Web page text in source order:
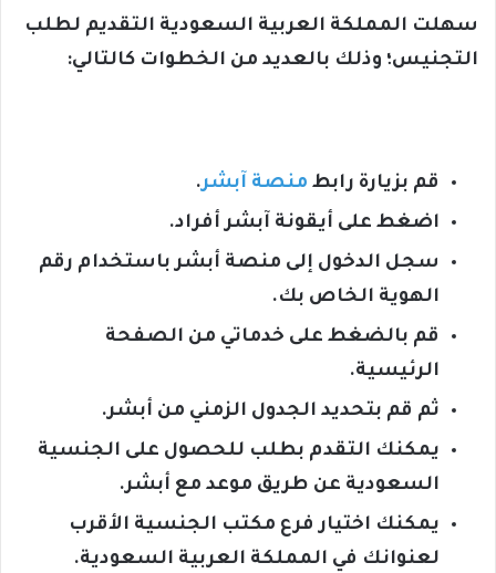
سهلت المملكة العربية السعودية التقديم لطلب
التجنيس؛ وذلك بالعديد من الخطوات كالتالي:
قم بزيارة رابط منصة آبشر.
اضغط على أيقونة آبشر أفراد.
سجل الدخول إلى منصة أبشر باستخدام رقم
الهوية الخاص بك.
قم بالضغط على خدماتي من الصفحة
الرئيسية.
ثم قم بتحديد الجدول الزمني من أبشر.
يمكنك التقدم بطلب للحصول على الجنسية
السعودية عن طريق موعد مع أبشر.
يمكنك اختيار فرع مكتب الجنسية الأقرب
لعنوانك في المملكة العربية السعودية.